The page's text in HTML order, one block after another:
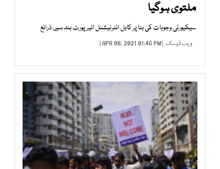
ملتوی ہوگیا
سیکیورٹی وجوہات کی بنا پر کابل انٹرنیشنل ائیرپورٹ بند ہے، ذرائع
ویب ڈیسک | APR 08, 2021 01:46 PM |